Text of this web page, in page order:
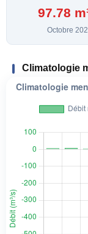
97.78
Octobre
Climatologie